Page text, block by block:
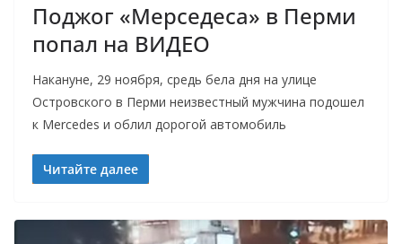
Поджог «Мерседеса» в Перми
попал на ВИДЕО
Накануне, 29 ноября, средь бела дня на улице
Островского в Перми неизвестный мужчина подошел
к Mercedes и облил дорогой автомобиль
Читайте далее